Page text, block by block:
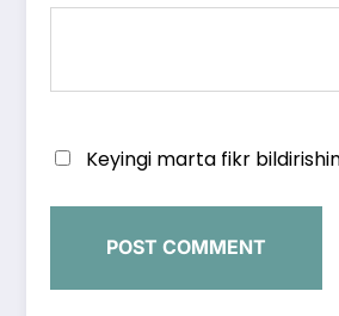
Keyingi marta fikr